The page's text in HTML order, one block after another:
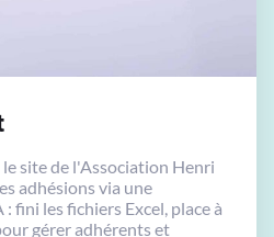
site de l'Association Henri
adhésions via une
fini les fichiers Excel, place à
gérer adhérents et